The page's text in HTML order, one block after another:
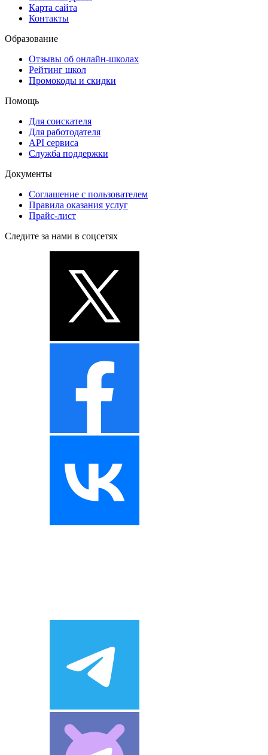
Карта сайта
Контакты
Образование
Отзывы об онлайн-школах
Рейтинг школ
Промокоды и скидки
Помощь
Для соискателя
Для работодателя
API сервиса
Служба поддержки
Документы
Соглашение с пользователем
Правила оказания услуг
Прайс-лист
Следите за нами в соцсетях